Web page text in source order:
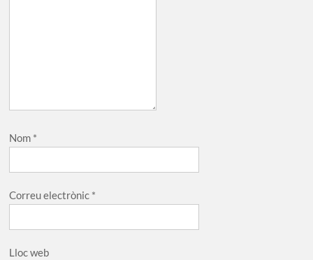
Nom *
Correu electrònic *
Lloc web